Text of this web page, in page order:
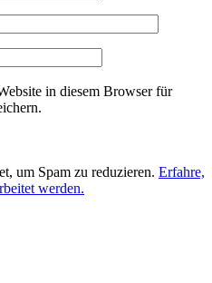
in diesem Browser für
um Spam zu reduzieren. Erfahre,
werden.